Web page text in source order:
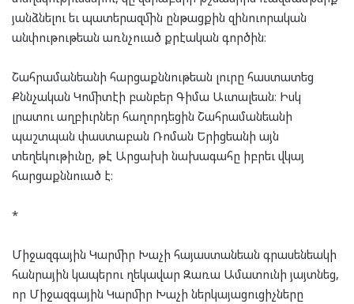
յանձնելու եւ պատերազմին ընթացքին զինուորական
անփութութեան առնչուած քրէական գործին։
Շահրամանեանի հարցաքննութեան լուրը հաստատեց
Քննչական Կոմիտէի բանբեր Գիմա Աւտալեան։ Իսկ
լրատու աղբիւրներ հաղորդեցին Շահրամանեանի
պաշտպան փաստաբան Ռոման Երիցեանի այն
տեղեկութիւնը, թէ Արցախի նախագահը իբրեւ վկայ
հարցաքննուած է։
*
Միջազգային Կարմիր Խաչի հայաստանեան գրասենեակի
հանրային կապերու ղեկավար Զառա Ամատունի յայտնեց,
որ Միջազգային Կարմիր Խաչի ներկայացուցիչները